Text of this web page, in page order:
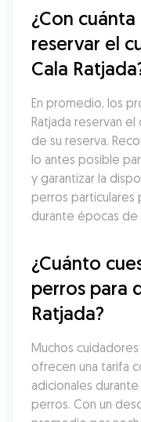
¿Con
reservar el
Cala
En promedio, los
Ratjada reservan
de su reserva.
lo antes posible
y garantizar la
perros
durante épocas de
¿Cuánto
perros para
Ratjada?
Muchos
ofrecen una tarifa
adicionales
perros. Con un